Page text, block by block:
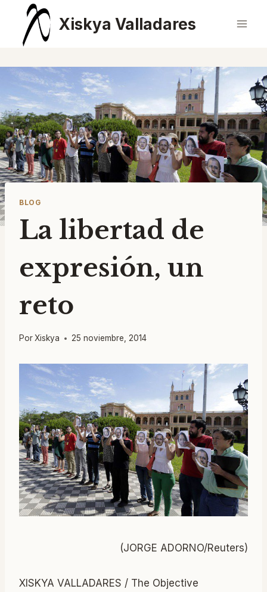
Saltar
contenido
Xiskya Valladares
BLOG
La libertad de
expresión, un
reto
PorXiskya 25 noviembre, 2014
(JORGE ADORNO/Reuters)
XISKYA VALLADARES / The Objective